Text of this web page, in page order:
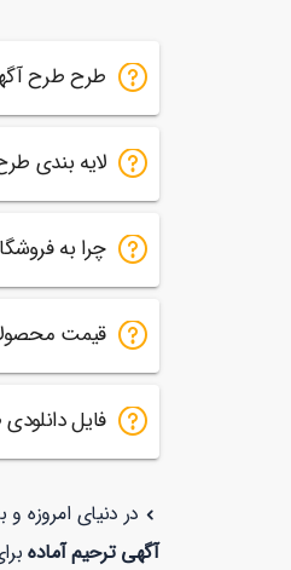
طرح طرح
لایه بندی
چرا به
قیمت
فایل
در دنیای امروزه
آگهی ترحیم آماده